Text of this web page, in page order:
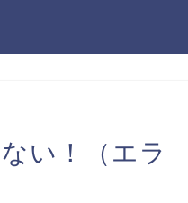
い！（エラ